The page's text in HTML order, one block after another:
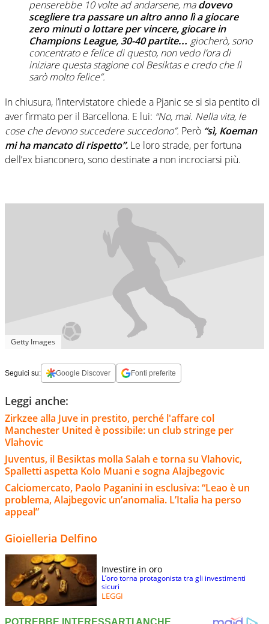
penserebbe 10 volte ad andarsene, madovevo
scegliere tra passare un altro anno lì a giocare
zero minuti o lottare per vincere, giocare in
Champions League, 30-40 partite… giocherò, sono
concentrato e felice di questo, non vedo l’ora di
iniziare questa stagione col Besiktas e credo che lì
sarò molto felice”.
In chiusura, l’intervistatore chiede a Pjanic se si sia pentito di
aver firmato per il Barcellona. E lui: “No, mai. Nella vita, le
cose che devono succedere succedono”. Però “sì, Koeman
mi ha mancato di rispetto”. Le loro strade, per fortuna
dell’ex bianconero, sono destinate a non incrociarsi più.
Getty Images
Seguici su: Google Discover Fonti preferite
Leggi anche:
Zirkzee alla Juve in prestito, perché l'affare col
Manchester United è possibile: un club stringe per
Vlahovic
Juventus, il Besiktas molla Salah e torna su Vlahovic,
Spalletti aspetta Kolo Muani e sogna Alajbegovic
Calciomercato, Paolo Paganini in esclusiva: “Leao è un
problema, Alajbegovic un’anomalia. L’Italia ha perso
appeal”
Gioielleria Delfino
Investire in oro
L’oro torna protagonista tra gli investimenti
sicuri
LEGGI